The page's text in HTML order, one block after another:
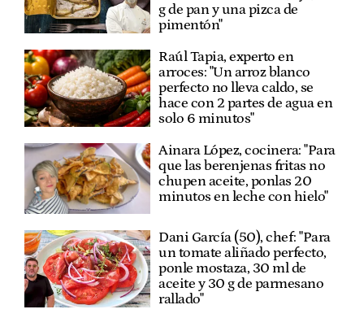
g de pan y una pizca de
pimentón"
Raúl Tapia, experto en
arroces: "Un arroz blanco
perfecto no lleva caldo, se
hace con 2 partes de agua en
solo 6 minutos"
Ainara López, cocinera: "Para
que las berenjenas fritas no
chupen aceite, ponlas 20
minutos en leche con hielo"
Dani García (50), chef: "Para
un tomate aliñado perfecto,
ponle mostaza, 30 ml de
aceite y 30 g de parmesano
rallado"